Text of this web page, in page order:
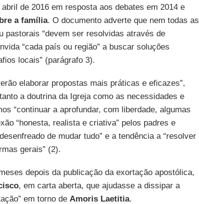
de 2016 em resposta aos debates em 2014 e
a família. O documento adverte que nem todas as
pastorais “devem ser resolvidas através de
“cada país ou região” a buscar soluções
locais” (parágrafo 3).
elaborar propostas mais práticas e eficazes”,
a doutrina da Igreja como as necessidades e
“continuar a aprofundar, com liberdade, algumas
“honesta, realista e criativa” pelos padres e
de mudar tudo” e a tendência a “resolver
gerais” (2).
depois da publicação da exortação apostólica,
, em carta aberta, que ajudasse a dissipar a
em torno de Amoris Laetitia.